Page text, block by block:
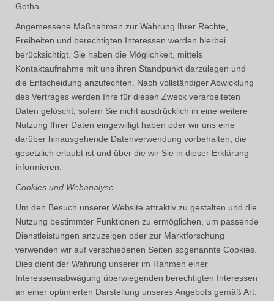
Gotha
Angemessene Maßnahmen zur Wahrung Ihrer Rechte,
Freiheiten und berechtigten Interessen werden hierbei
berücksichtigt. Sie haben die Möglichkeit, mittels
Kontaktaufnahme mit uns ihren Standpunkt darzulegen und
die Entscheidung anzufechten. Nach vollständiger Abwicklung
des Vertrages werden Ihre für diesen Zweck verarbeiteten
Daten gelöscht, sofern Sie nicht ausdrücklich in eine weitere
Nutzung Ihrer Daten eingewilligt haben oder wir uns eine
darüber hinausgehende Datenverwendung vorbehalten, die
gesetzlich erlaubt ist und über die wir Sie in dieser Erklärung
informieren.
Cookies und Webanalyse
Um den Besuch unserer Website attraktiv zu gestalten und die
Nutzung bestimmter Funktionen zu ermöglichen, um passende
Dienstleistungen anzuzeigen oder zur Marktforschung
verwenden wir auf verschiedenen Seiten sogenannte Cookies.
Dies dient der Wahrung unserer im Rahmen einer
Interessensabwägung überwiegenden berechtigten Interessen
an einer optimierten Darstellung unseres Angebots gemäß Art.